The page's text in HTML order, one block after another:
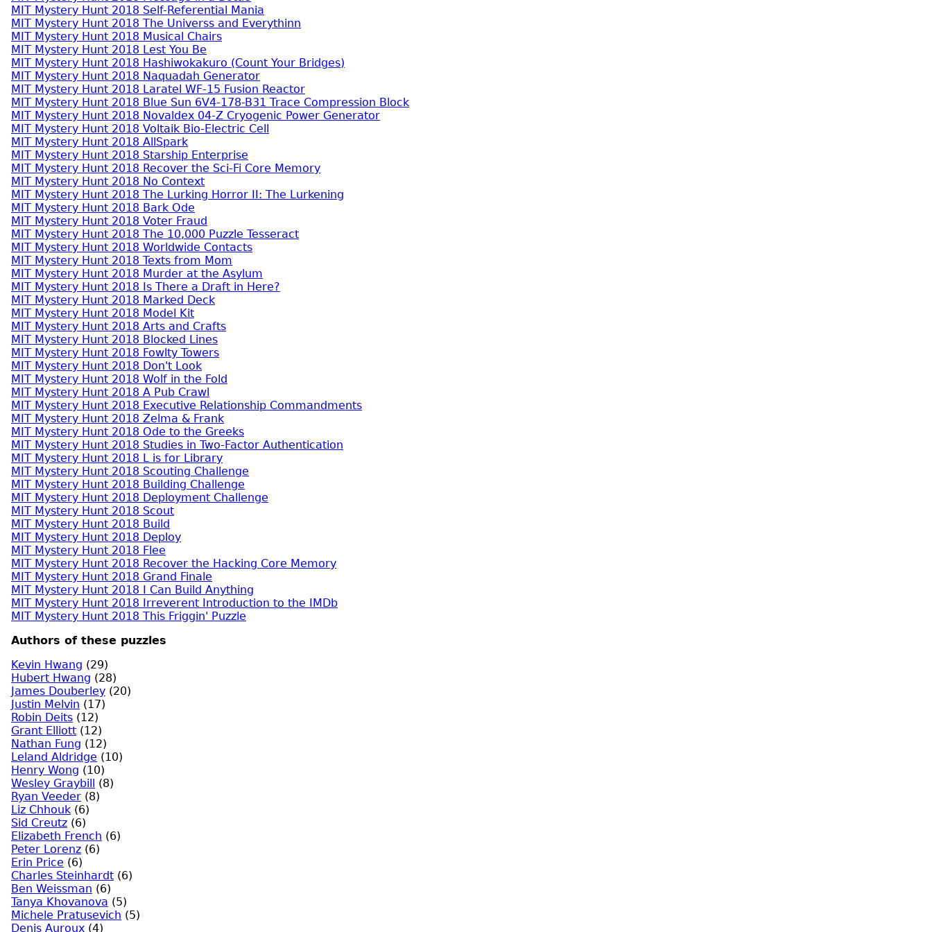
MIT Mystery Hunt 2018 Self-Referential Mania
MIT Mystery Hunt 2018 The Universs and Everythinn
MIT Mystery Hunt 2018 Musical Chairs
MIT Mystery Hunt 2018 Lest You Be
MIT Mystery Hunt 2018 Hashiwokakuro (Count Your Bridges)
MIT Mystery Hunt 2018 Naquadah Generator
MIT Mystery Hunt 2018 Laratel WF-15 Fusion Reactor
MIT Mystery Hunt 2018 Blue Sun 6V4-178-B31 Trace Compression Block
MIT Mystery Hunt 2018 Novaldex 04-Z Cryogenic Power Generator
MIT Mystery Hunt 2018 Voltaik Bio-Electric Cell
MIT Mystery Hunt 2018 AllSpark
MIT Mystery Hunt 2018 Starship Enterprise
MIT Mystery Hunt 2018 Recover the Sci-Fi Core Memory
MIT Mystery Hunt 2018 No Context
MIT Mystery Hunt 2018 The Lurking Horror II: The Lurkening
MIT Mystery Hunt 2018 Bark Ode
MIT Mystery Hunt 2018 Voter Fraud
MIT Mystery Hunt 2018 The 10,000 Puzzle Tesseract
MIT Mystery Hunt 2018 Worldwide Contacts
MIT Mystery Hunt 2018 Texts from Mom
MIT Mystery Hunt 2018 Murder at the Asylum
MIT Mystery Hunt 2018 Is There a Draft in Here?
MIT Mystery Hunt 2018 Marked Deck
MIT Mystery Hunt 2018 Model Kit
MIT Mystery Hunt 2018 Arts and Crafts
MIT Mystery Hunt 2018 Blocked Lines
MIT Mystery Hunt 2018 Fowlty Towers
MIT Mystery Hunt 2018 Don't Look
MIT Mystery Hunt 2018 Wolf in the Fold
MIT Mystery Hunt 2018 A Pub Crawl
MIT Mystery Hunt 2018 Executive Relationship Commandments
MIT Mystery Hunt 2018 Zelma & Frank
MIT Mystery Hunt 2018 Ode to the Greeks
MIT Mystery Hunt 2018 Studies in Two-Factor Authentication
MIT Mystery Hunt 2018 L is for Library
MIT Mystery Hunt 2018 Scouting Challenge
MIT Mystery Hunt 2018 Building Challenge
MIT Mystery Hunt 2018 Deployment Challenge
MIT Mystery Hunt 2018 Scout
MIT Mystery Hunt 2018 Build
MIT Mystery Hunt 2018 Deploy
MIT Mystery Hunt 2018 Flee
MIT Mystery Hunt 2018 Recover the Hacking Core Memory
MIT Mystery Hunt 2018 Grand Finale
MIT Mystery Hunt 2018 I Can Build Anything
MIT Mystery Hunt 2018 Irreverent Introduction to the IMDb
MIT Mystery Hunt 2018 This Friggin' Puzzle
Authors of these puzzles
Kevin Hwang (29)
Hubert Hwang (28)
James Douberley (20)
Justin Melvin (17)
Robin Deits (12)
Grant Elliott (12)
Nathan Fung (12)
Leland Aldridge (10)
Henry Wong (10)
Wesley Graybill (8)
Ryan Veeder (8)
Liz Chhouk (6)
Sid Creutz (6)
Elizabeth French (6)
Peter Lorenz (6)
Erin Price (6)
Charles Steinhardt (6)
Ben Weissman (6)
Tanya Khovanova (5)
Michele Pratusevich (5)
Denis Auroux (4)